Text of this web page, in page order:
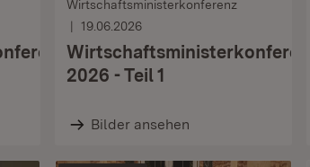
Wirtschaftsministerkonferenz
19.06.2026
Wirtschaftsministerkonferenz
2026 - Teil 1
Bilder ansehen